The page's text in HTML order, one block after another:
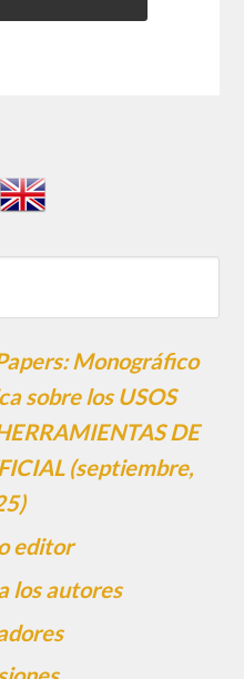
Monográfico
sobre los USOS
DE
(septiembre,
editor
los autores